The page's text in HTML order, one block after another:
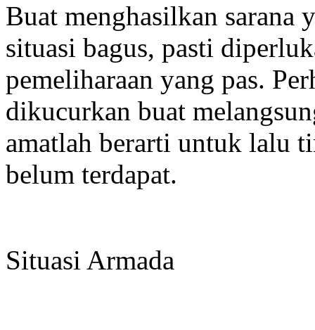
Buat menghasilkan sarana
situasi bagus, pasti
pemeliharaan yang pas.
dikucurkan buat
amatlah berarti untuk lalu
belum terdapat.
Situasi Armada